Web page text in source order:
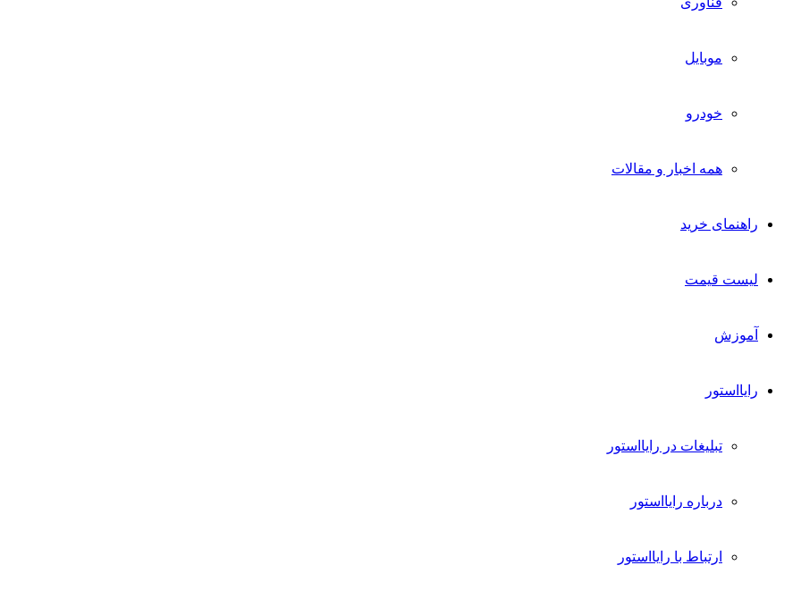
موبایل
خودرو
همه اخبار و مقالات
راهنمای خرید
لیست قیمت
آموزش
رایااستور
تبلیغات در رایااستور
درباره رایااستور
ارتباط با رایااستور